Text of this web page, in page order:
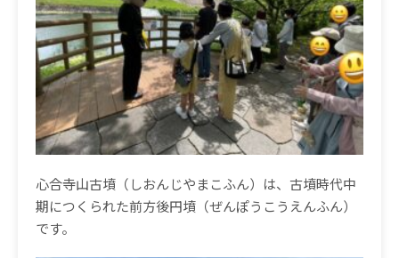
心合寺山古墳（しおんじやまこふん）は、古墳時代中
期につくられた前方後円墳（ぜんぽうこうえんふん）
です。